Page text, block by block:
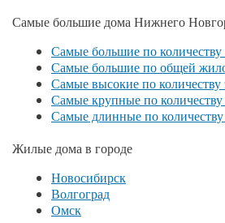
Самые большие дома Нижнего
Самые большие по количеству
Самые большие по общей
Самые высокие по количеству
Самые крупные по
Самые длинные по количеству
Жилые дома в городе
Новосибирск
Волгоград
Омск